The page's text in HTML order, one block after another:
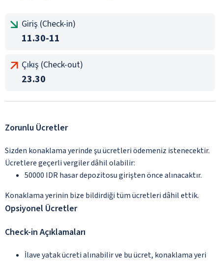
Giriş (Check-in)
11.30-11
Çıkış (Check-out)
23.30
Zorunlu Ücretler
Sizden konaklama yerinde şu ücretleri ödemeniz istenecektir.
Ücretlere geçerli vergiler dâhil olabilir:
50000 IDR hasar depozitosu girişten önce alınacaktır.
Konaklama yerinin bize bildirdiği tüm ücretleri dâhil ettik.
Opsiyonel Ücretler
Check-in Açıklamaları
İlave yatak ücreti alınabilir ve bu ücret, konaklama yeri